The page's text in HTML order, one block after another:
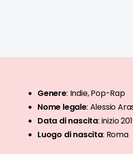
Genere: Indie, Pop-Rap
Nome legale: Alessio
Data di nascita: inizio
Luogo di nascita: Roma